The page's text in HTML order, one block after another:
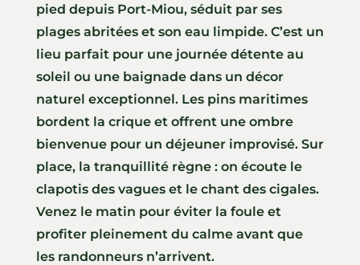
pied depuis Port-Miou, séduit par ses
plages abritées et son eau limpide. C’est un
lieu parfait pour une journée détente au
soleil ou une baignade dans un décor
naturel exceptionnel. Les pins maritimes
bordent la crique et offrent une ombre
bienvenue pour un déjeuner improvisé. Sur
place, la tranquillité règne : on écoute le
clapotis des vagues et le chant des cigales.
Venez le matin pour éviter la foule et
profiter pleinement du calme avant que
les randonneurs n’arrivent.